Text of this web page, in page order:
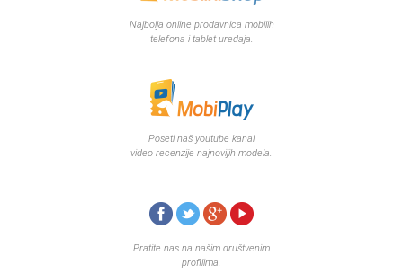
Najbolja online prodavnica mobilih
telefona i tablet uredaja.
Poseti naš youtube kanal
video recenzije najnovijih modela.
Pratite nas na našim društvenim
profilima.